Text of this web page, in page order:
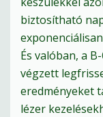
biztosítható
És valóban, a
végzett
eredményeket
lézer